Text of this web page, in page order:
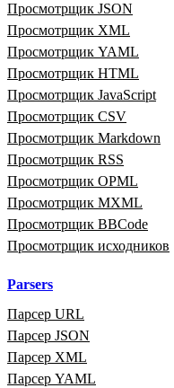
Просмотрщик JSON
Просмотрщик XML
Просмотрщик YAML
Просмотрщик HTML
Просмотрщик JavaScript
Просмотрщик CSV
Просмотрщик Markdown
Просмотрщик RSS
Просмотрщик OPML
Просмотрщик MXML
Просмотрщик BBCode
Просмотрщик исходников
Parsers
Парсер URL
Парсер JSON
Парсер XML
Парсер YAML